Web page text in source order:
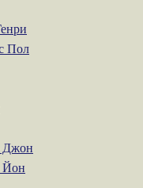
Пол
Джон
Йон